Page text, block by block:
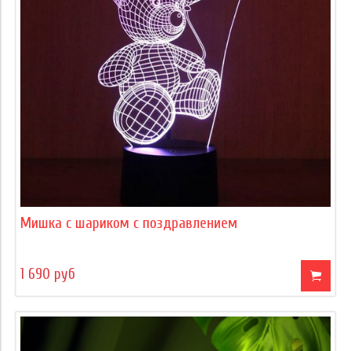
Мишка с шариком с поздравлением
1 690 руб